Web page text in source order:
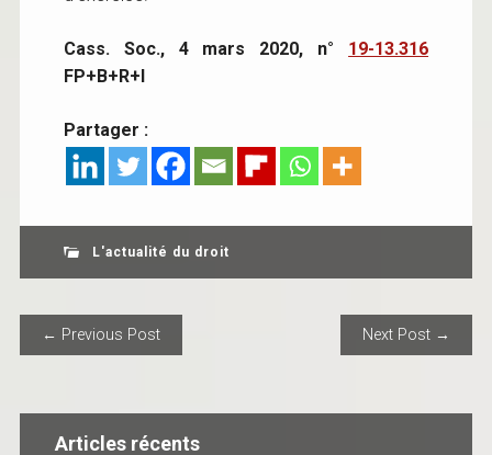
Cass. Soc., 4 mars 2020, n° 19-13.316
FP+B+R+I
Partager :
L'actualité du droit
POST NAVIGATION
← Previous Post Next Post →
Articles récents